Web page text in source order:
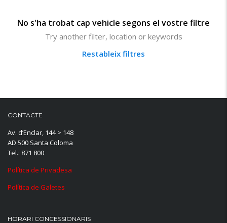
No s'ha trobat cap vehicle segons el vostre filtre
Try another filter, location or keywords
Restableix filtres
CONTACTE
Av. d’Enclar, 144 > 148
AD 500 Santa Coloma
Tel.: 871 800
Política de Privadesa
Política de Galetes
HORARI CONCESSIONARIS